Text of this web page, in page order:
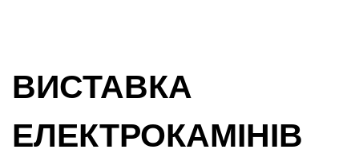
ВИСТАВКА
ЕЛЕКТРОКАМІНІВ